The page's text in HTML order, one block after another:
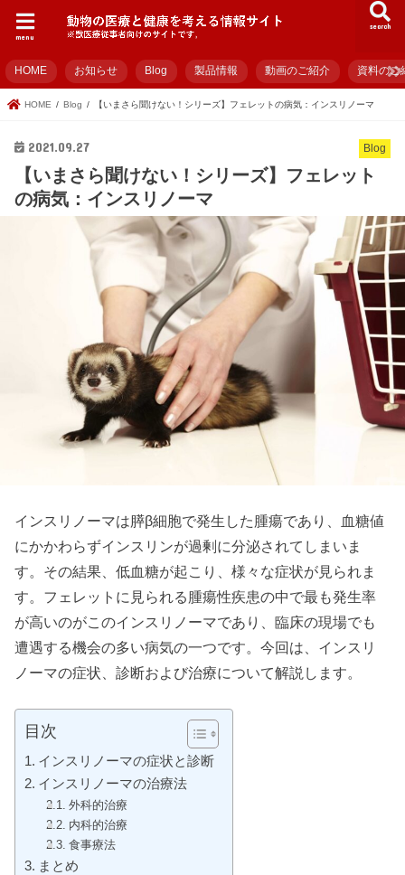
search
menu
HOME お知らせ Blog 製品情報 動画のご紹介 資料のご
HOME Blog 【いまさら聞けない！シリーズ】フェレットの病気：インスリノーマ
Blog
2021.09.27
【いまさら聞けない！シリーズ】フェレット
の病気：インスリノーマ
インスリノーマは膵β細胞で発生した腫瘍であり、血糖値
にかかわらずインスリンが過剰に分泌されてしまいま
す。その結果、低血糖が起こり、様々な症状が見られま
す。フェレットに見られる腫瘍性疾患の中で最も発生率
が高いのがこのインスリノーマであり、臨床の現場でも
遭遇する機会の多い病気の一つです。今回は、インスリ
ノーマの症状、診断および治療について解説します。
目次
インスリノーマの症状と診断
インスリノーマの治療法
外科的治療
内科的治療
食事療法
まとめ